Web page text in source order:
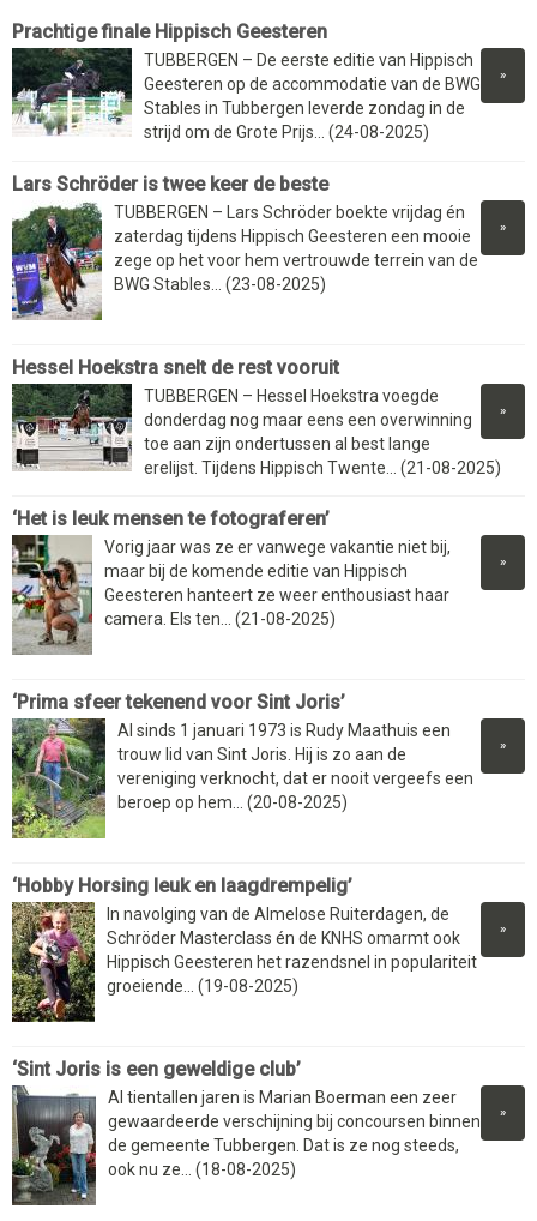
Prachtige finale Hippisch Geesteren
»
TUBBERGEN – De eerste editie van Hippisch
Geesteren op de accommodatie van de BWG
Stables in Tubbergen leverde zondag in de
strijd om de Grote Prijs... (24-08-2025)
Lars Schröder is twee keer de beste
»
TUBBERGEN – Lars Schröder boekte vrijdag én
zaterdag tijdens Hippisch Geesteren een mooie
zege op het voor hem vertrouwde terrein van de
BWG Stables... (23-08-2025)
Hessel Hoekstra snelt de rest vooruit
»
TUBBERGEN – Hessel Hoekstra voegde
donderdag nog maar eens een overwinning
toe aan zijn ondertussen al best lange
erelijst. Tijdens Hippisch Twente... (21-08-2025)
‘Het is leuk mensen te fotograferen’
»
Vorig jaar was ze er vanwege vakantie niet bij,
maar bij de komende editie van Hippisch
Geesteren hanteert ze weer enthousiast haar
camera. Els ten... (21-08-2025)
‘Prima sfeer tekenend voor Sint Joris’
»
Al sinds 1 januari 1973 is Rudy Maathuis een
trouw lid van Sint Joris. Hij is zo aan de
vereniging verknocht, dat er nooit vergeefs een
beroep op hem... (20-08-2025)
‘Hobby Horsing leuk en laagdrempelig’
»
In navolging van de Almelose Ruiterdagen, de
Schröder Masterclass én de KNHS omarmt ook
Hippisch Geesteren het razendsnel in populariteit
groeiende... (19-08-2025)
‘Sint Joris is een geweldige club’
»
Al tientallen jaren is Marian Boerman een zeer
gewaardeerde verschijning bij concoursen binnen
de gemeente Tubbergen. Dat is ze nog steeds,
ook nu ze... (18-08-2025)